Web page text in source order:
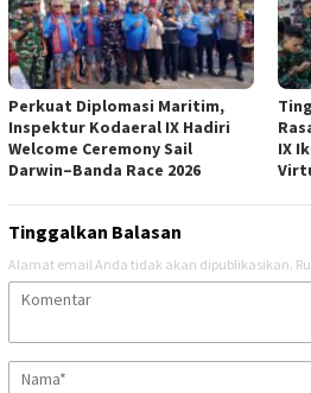
Perkuat Diplomasi Maritim,
Inspektur Kodaeral IX Hadiri
Welcome Ceremony Sail
Darwin–Banda Race 2026
IX
Tinggalkan Balasan
Alamat email Anda tidak akan dipublikasikan.